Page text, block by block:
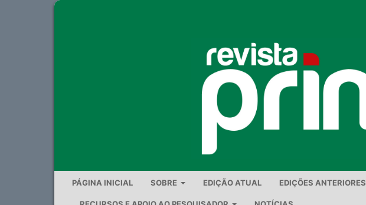
PÁGINA INICIAL SOBRE EDIÇÃO ATUAL EDIÇÕES ANTERIORES